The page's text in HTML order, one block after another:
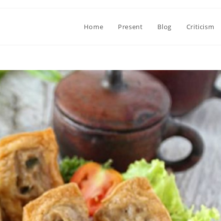
Home Present Blog Criticism